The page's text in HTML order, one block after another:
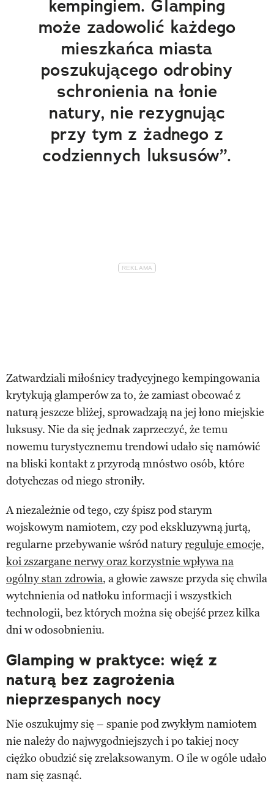
kempingiem. Glamping
może zadowolić każdego
mieszkańca miasta
poszukującego odrobiny
schronienia na łonie
natury, nie rezygnując
przy tym z żadnego z
codziennych luksusów”.
Zatwardziali miłośnicy tradycyjnego kempingowania
krytykują glamperów za to, że zamiast obcować z
naturą jeszcze bliżej, sprowadzają na jej łono miejskie
luksusy. Nie da się jednak zaprzeczyć, że temu
nowemu turystycznemu trendowi udało się namówić
na bliski kontakt z przyrodą mnóstwo osób, które
dotychczas od niego stroniły.
A niezależnie od tego, czy śpisz pod starym
wojskowym namiotem, czy pod ekskluzywną jurtą,
regularne przebywanie wśród naturyreguluje emocje,
koi zszargane nerwy oraz korzystnie wpływa na
ogólny stan zdrowia, a głowie zawsze przyda się chwila
wytchnienia od natłoku informacji i wszystkich
technologii, bez których można się obejść przez kilka
dni w odosobnieniu.
Glamping w praktyce: więź z
naturą bez zagrożenia
nieprzespanych nocy
Nie oszukujmy się – spanie pod zwykłym namiotem
nie należy do najwygodniejszych i po takiej nocy
ciężko obudzić się zrelaksowanym. O ile w ogóle udało
nam się zasnąć.